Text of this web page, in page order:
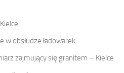
w obsłudze ładowarek
zajmujący się granitem – Kielce